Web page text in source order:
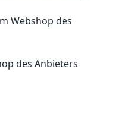
des Anbieters